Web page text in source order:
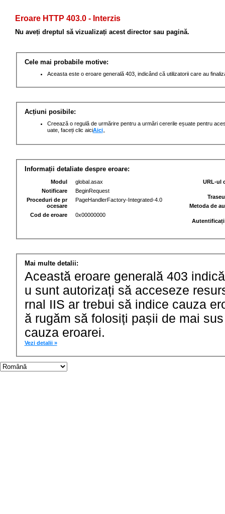
Eroare HTTP 403.0 - Interzis
Nu aveți dreptul să vizualizați acest director sau pagină.
Cele mai probabile motive:
Aceasta este o eroare generală 403, indicând că utilizatorii care au
Acțiuni posibile:
Creează o regulă de urmărire pentru a urmări cererile eșuate pentru
uate, faceți clic aiciAici。
Informații detaliate despre eroare:
Modul
global.asax
Notificare
BeginRequest
Proceduri de pr
ocesare
PageHandlerFactory-Integrated-4.0
Cod de eroare 0x00000000
URL-ul
Metoda de
Mai multe detalii:
Această eroare generală 403
u sunt autorizați să acceseze
rnal IIS ar trebui să indice cauza
ă rugăm să folosiți pașii de mai
cauza eroarei.
Vezi detalii »